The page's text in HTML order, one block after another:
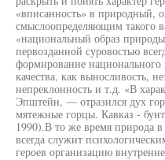
«вписанность» в природный,
смыслоопределяющим такого
«национальный образ
первозданной суровостью
формирование национального
качества, как выносливость,
непреклонность и т.д. «В
Эпштейн, — отразился дух
мятежные горцы. Кавказ -
1990).В то же время природа
всегда служит
героев организацию